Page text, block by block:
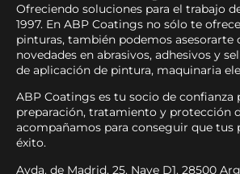
Ofreciendo soluciones para el trabajo
1997. En ABP Coatings no sólo te
pinturas, también podemos asesorarte
novedades en abrasivos, adhesivos y
de aplicación de pintura, maquinaria
ABP Coatings es tu socio de confianza
preparación, tratamiento y protección
acompañamos para conseguir que tus
éxito.
Avda. de Madrid, 25. Nave D1. 28500